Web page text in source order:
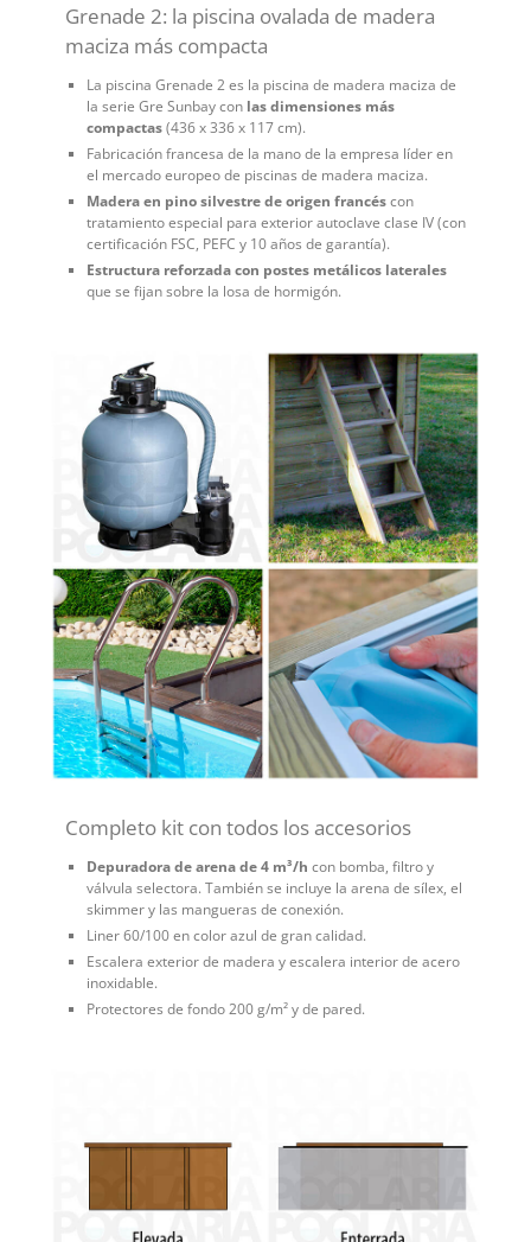
Grenade 2: la piscina ovalada de madera
maciza más compacta
La piscina Grenade 2 es la piscina de madera maciza de
la serie Gre Sunbay con las dimensiones más
compactas(436 x 336 x 117 cm).
Fabricación francesa de la mano de la empresa líder en
el mercado europeo de piscinas de madera maciza.
Madera en pino silvestre de origen francéscon
tratamiento especial para exterior autoclave clase IV (con
certificación FSC, PEFC y 10 años de garantía).
Estructura reforzada con postes metálicos laterales
que se fijan sobre la losa de hormigón.
Completo kit con todos los accesorios
Depuradora de arena de 4 m³/h con bomba, filtro y
válvula selectora. También se incluye la arena de sílex, el
skimmer y las mangueras de conexión.
Liner 60/100 en color azul de gran calidad.
Escalera exterior de madera y escalera interior de acero
inoxidable.
Protectores de fondo 200 g/m² y de pared.